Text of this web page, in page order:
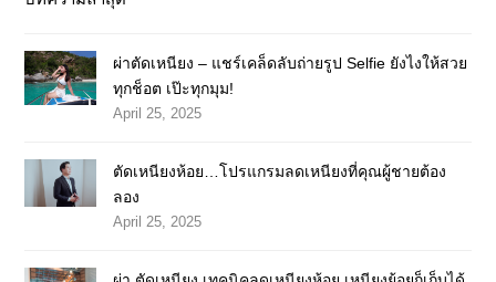
ผ่าตัดเหนียง – แชร์เคล็ดลับถ่ายรูป Selfie ยังไงให้สวย
ทุกช็อต เป๊ะทุกมุม!
April 25, 2025
ตัดเหนียงห้อย…โปรแกรมลดเหนียงที่คุณผู้ชายต้อง
ลอง
April 25, 2025